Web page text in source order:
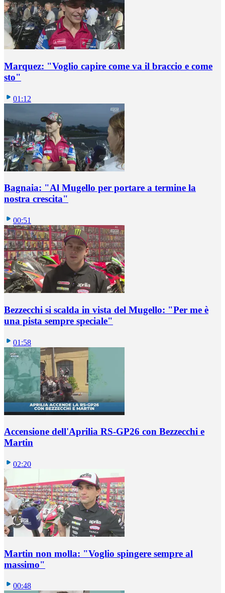
Marquez: "Voglio capire come va il braccio e come
sto"
01:12
Bagnaia: "Al Mugello per portare a termine la
nostra crescita"
00:51
Bezzecchi si scalda in vista del Mugello: "Per me è
una pista sempre speciale"
01:58
Accensione dell'Aprilia RS-GP26 con Bezzecchi e
Martin
02:20
Martin non molla: "Voglio spingere sempre al
massimo"
00:48